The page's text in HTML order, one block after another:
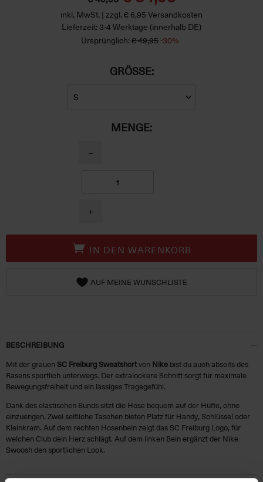
inkl. MwSt. | zzgl. € 6,95 Versandkosten
Lieferzeit: 3-4 Werktage (innerhalb DE)
Ursprünglich: € 49,95-30%
GRÖSSE:
MENGE:
−
+
IN DEN WARENKORB
AUF MEINE WUNSCHLISTE
BESCHREIBUNG
Mit der grauen SC Freiburg Sweatshortvon Nike bist du auch abseits des
Rasens sportlich unterwegs. Der extralockere Schnitt sorgt für maximale
Bewegungsfreiheit und ein lässiges Tragegefühl.
Dank des elastischen Bunds sitzt die Hose bequem auf der Hüfte, ohne
einzuengen. Zwei seitliche Taschen bieten Platz für Handy, Schlüssel oder
Kleinkram. Auf dem rechten Hosenbein zeigt das SC Freiburg Logo, für
welchen Club dein Herz schlägt. Auf dem linken Bein ergänzt der Nike
Swoosh den sportlichen Look.